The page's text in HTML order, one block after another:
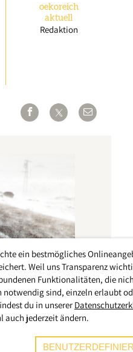
oekoreich
aktuell
Redaktion
ein bestmögliches
Weil uns Transparenz
Funktionalitäten, die
notwendig sind, einzeln erlaubt
du in unserer
auch jederzeit ändern.